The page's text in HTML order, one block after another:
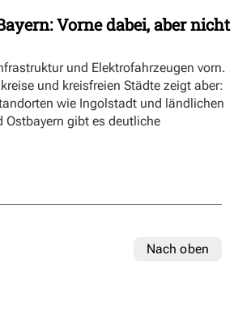
Vorne dabei, aber nicht
und Elektrofahrzeugen vorn.
und kreisfreien Städte zeigt aber:
wie Ingolstadt und ländlichen
Ostbayern gibt es deutliche
Nach oben